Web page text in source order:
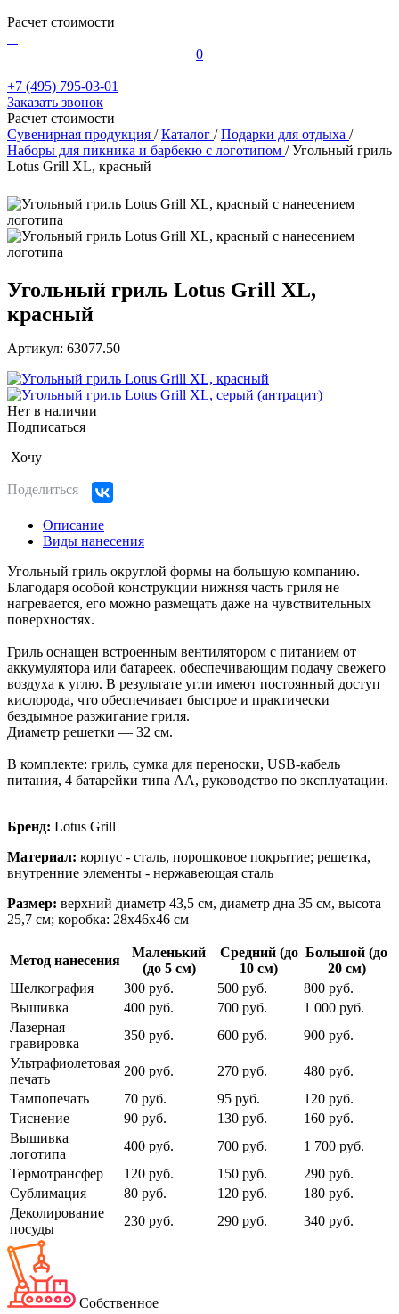
Расчет стоимости
0
+7 (495) 795-03-01
Заказать звонок
Расчет стоимости
Сувенирная продукция / Каталог / Подарки для отдыха /
Наборы для пикника и барбекю с логотипом / Угольный гриль
Lotus Grill XL, красный
Угольный гриль Lotus Grill XL,
красный
Артикул: 63077.50
Нет в наличии
Подписаться
Хочу
Поделиться
Описание
Виды нанесения
Угольный гриль округлой формы на большую компанию.
Благодаря особой конструкции нижняя часть гриля не
нагревается, его можно размещать даже на чувствительных
поверхностях.
Гриль оснащен встроенным вентилятором с питанием от
аккумулятора или батареек, обеспечивающим подачу свежего
воздуха к углю. В результате угли имеют постоянный доступ
кислорода, что обеспечивает быстрое и практически
бездымное разжигание гриля.
Диаметр решетки — 32 см.
В комплекте: гриль, сумка для переноски, USB-кабель
питания, 4 батарейки типа AA, руководство по эксплуатации.
Бренд: Lotus Grill
Материал: корпус - сталь, порошковое покрытие; решетка,
внутренние элементы - нержавеющая сталь
Размер: верхний диаметр 43,5 см, диаметр дна 35 см, высота
25,7 см; коробка: 28х46х46 см
Метод нанесения
Маленький
(до 5 см)
Средний (до
10 см)
Большой (до
20 см)
Шелкография
300 руб. 500 руб.
800 руб.
Вышивка
400 руб. 700 руб.
1 000 руб.
Лазерная
гравировка
350 руб. 600 руб.
900 руб.
Ультрафиолетовая
печать
200 руб. 270 руб.
480 руб.
Тампопечать
70 руб. 95 руб.
120 руб.
Тиснение
90 руб. 130 руб.
160 руб.
Вышивка
логотипа
400 руб. 700 руб.
1 700 руб.
Термотрансфер
120 руб. 150 руб.
290 руб.
Сублимация
80 руб. 120 руб.
180 руб.
Деколирование
посуды
230 руб. 290 руб. 340 руб.
Собственное